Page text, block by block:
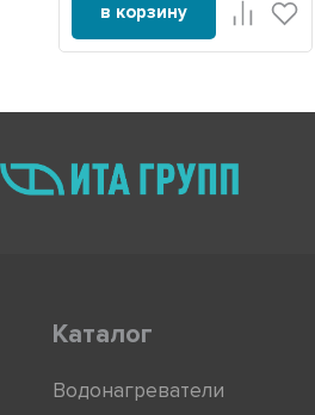
в корзину
Каталог
Водонагреватели